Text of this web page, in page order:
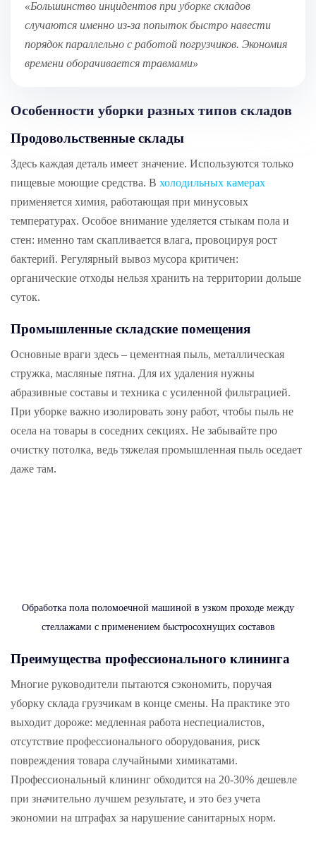
«Большинство инцидентов при уборке складов
случаются именно из-за попыток быстро навести
порядок параллельно с работой погрузчиков. Экономия
времени оборачивается травмами»
Особенности уборки разных типов складов
Продовольственные склады
Здесь каждая деталь имеет значение. Используются только
пищевые моющие средства. В холодильных камерах
применяется химия, работающая при минусовых
температурах. Особое внимание уделяется стыкам пола и
стен: именно там скапливается влага, провоцируя рост
бактерий. Регулярный вывоз мусора критичен:
органические отходы нельзя хранить на территории дольше
суток.
Промышленные складские помещения
Основные враги здесь – цементная пыль, металлическая
стружка, масляные пятна. Для их удаления нужны
абразивные составы и техника с усиленной фильтрацией.
При уборке важно изолировать зону работ, чтобы пыль не
осела на товары в соседних секциях. Не забывайте про
очистку потолка, ведь тяжелая промышленная пыль оседает
даже там.
Обработка пола поломоечной машиной в узком проходе между
стеллажами с применением быстросохнущих составов
Преимущества профессионального клининга
Многие руководители пытаются сэкономить, поручая
уборку склада грузчикам в конце смены. На практике это
выходит дороже: медленная работа неспециалистов,
отсутствие профессионального оборудования, риск
повреждения товара случайными химикатами.
Профессиональный клининг обходится на 20-30% дешевле
при значительно лучшем результате, и это без учета
экономии на штрафах за нарушение санитарных норм.